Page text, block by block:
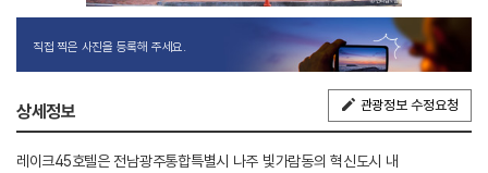
직접 찍은 사진을 등록해 주세요.
상세정보 관광정보 수정요청
레이크45호텔은 전남광주통합특별시 나주 빛가람동의 혁신도시 내